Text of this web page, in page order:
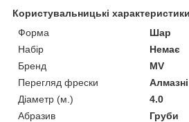
Користувальницькі характеристики
Форма
Шар
Набір
Немає
Бренд
MV
Перегляд фрески
Алмазні
Діаметр (м.)
4.0
Абразив
Груби